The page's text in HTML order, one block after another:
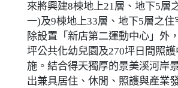
來將興建8棟地上21層、地下5層
一)及9棟地上33層、地下5層之住
除設置「新店第二運動中心」外
坪公共化幼兒園及270坪日間照
施。結合得天獨厚的景美溪河岸
出兼具居住、休閒、照護與產業